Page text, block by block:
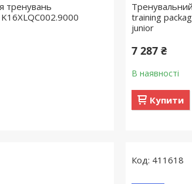
тренувань
K16XLQC002.9000
training
junior
7 287 ₴
В наявності
Купити
411618